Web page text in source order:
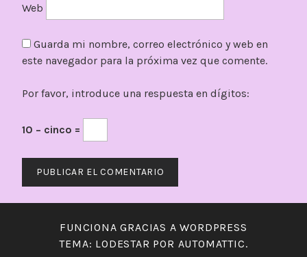
Web
Guarda mi nombre, correo electrónico y web en
este navegador para la próxima vez que comente.
Por favor, introduce una respuesta en dígitos:
10 − cinco =
FUNCIONA GRACIAS A WORDPRESS
TEMA: LODESTAR POR AUTOMATTIC.